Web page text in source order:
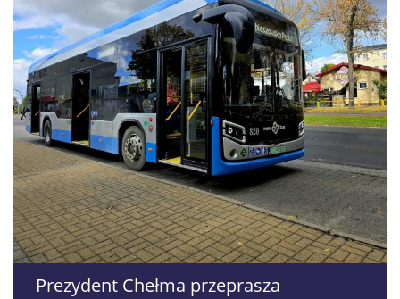
Prezydent Chełma przeprasza